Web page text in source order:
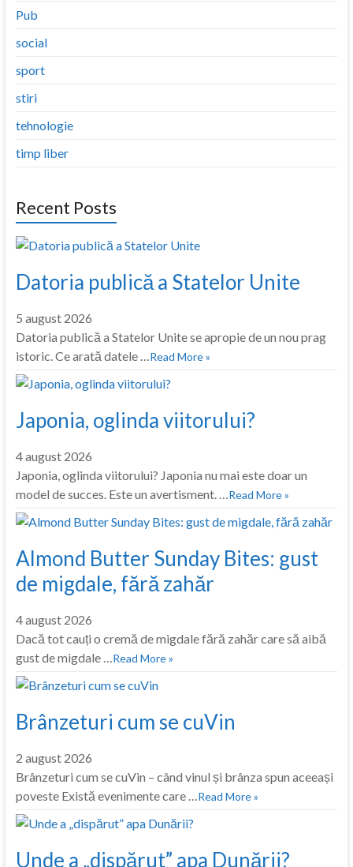
Pub
social
sport
stiri
tehnologie
timp liber
Recent Posts
Datoria publică a Statelor Unite
5 august 2026
Datoria publică a Statelor Unite se apropie de un nou prag
istoric. Ce arată datele …Read More »
Japonia, oglinda viitorului?
4 august 2026
Japonia, oglinda viitorului? Japonia nu mai este doar un
model de succes. Este un avertisment. …Read More »
Almond Butter Sunday Bites: gust
de migdale, fără zahăr
4 august 2026
Dacă tot cauți o cremă de migdale fără zahăr care să aibă
gust de migdale …Read More »
Brânzeturi cum se cuVin
2 august 2026
Brânzeturi cum se cuVin – când vinul și brânza spun aceeași
poveste Există evenimente care …Read More »
Unde a „dispărut” apa Dunării?